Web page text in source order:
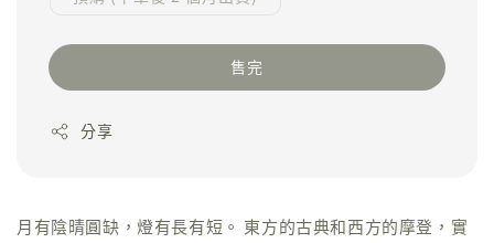
售完
分享
月有陰晴圓缺，燈有長有短。 東方的古典和西方的摩登，實